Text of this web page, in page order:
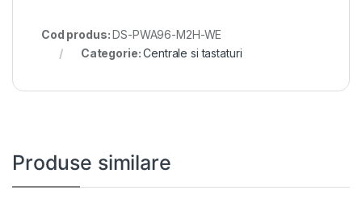
Cod produs:DS-PWA96-M2H-WE
Categorie:Centrale si tastaturi
Produse similare